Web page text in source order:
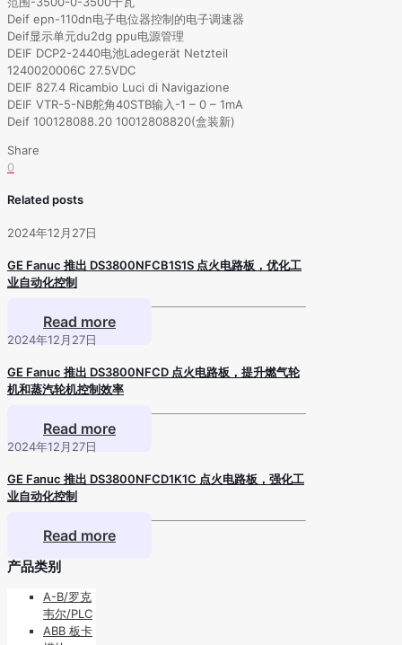
Deif epn-110dn电子电位器控制的电子调速器
Deif显示单元du2dg ppu电源管理
DEIF DCP2-2440电池Ladegerät Netzteil
1240020006C 27.5VDC
DEIF 827.4 Ricambio Luci di Navigazione
DEIF VTR-5-NB舵角40STB输入-1 – 0 – 1mA
Deif 100128088.20 10012808820(盒装新)
Share
0
Related posts
2024年12月27日
GE Fanuc 推出 DS3800NFCB1S1S 点火电路板，优化工
业自动化控制
Read more
2024年12月27日
GE Fanuc 推出 DS3800NFCD 点火电路板，提升燃气轮
机和蒸汽轮机控制效率
Read more
2024年12月27日
GE Fanuc 推出 DS3800NFCD1K1C 点火电路板，强化工
业自动化控制
Read more
产品类别
A-B/罗克
韦尔/PLC
ABB 板卡